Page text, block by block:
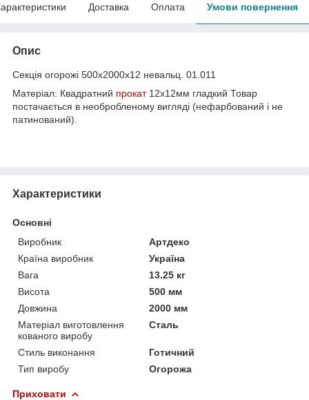
Доставка Оплата Умови повернення
Опис
Секція огорожі 500х2000х12 невальц. 01.011
Матеріал: Квадратний прокат12х12мм гладкий Товар
постачається в необробленому вигляді (нефарбований і не
патинований).
Характеристики
Основні
Виробник
Артдеко
Країна виробник
Україна
Вага
13.25 кг
Висота
500 мм
Довжина
2000 мм
Матеріал виготовлення
кованого виробу
Сталь
Стиль виконання
Готичний
Тип виробу
Огорожа
Приховати